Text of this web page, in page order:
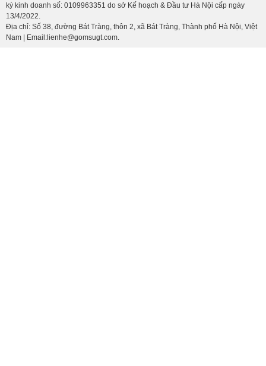
ký kinh doanh số: 0109963351 do sở Kế hoạch & Đầu tư Hà Nội cấp ngày
13/4/2022.
Địa chỉ: Số 38, đường Bát Tràng, thôn 2, xã Bát Tràng, Thành phố Hà Nội, Việt
Nam | Email:lienhe@gomsugt.com.